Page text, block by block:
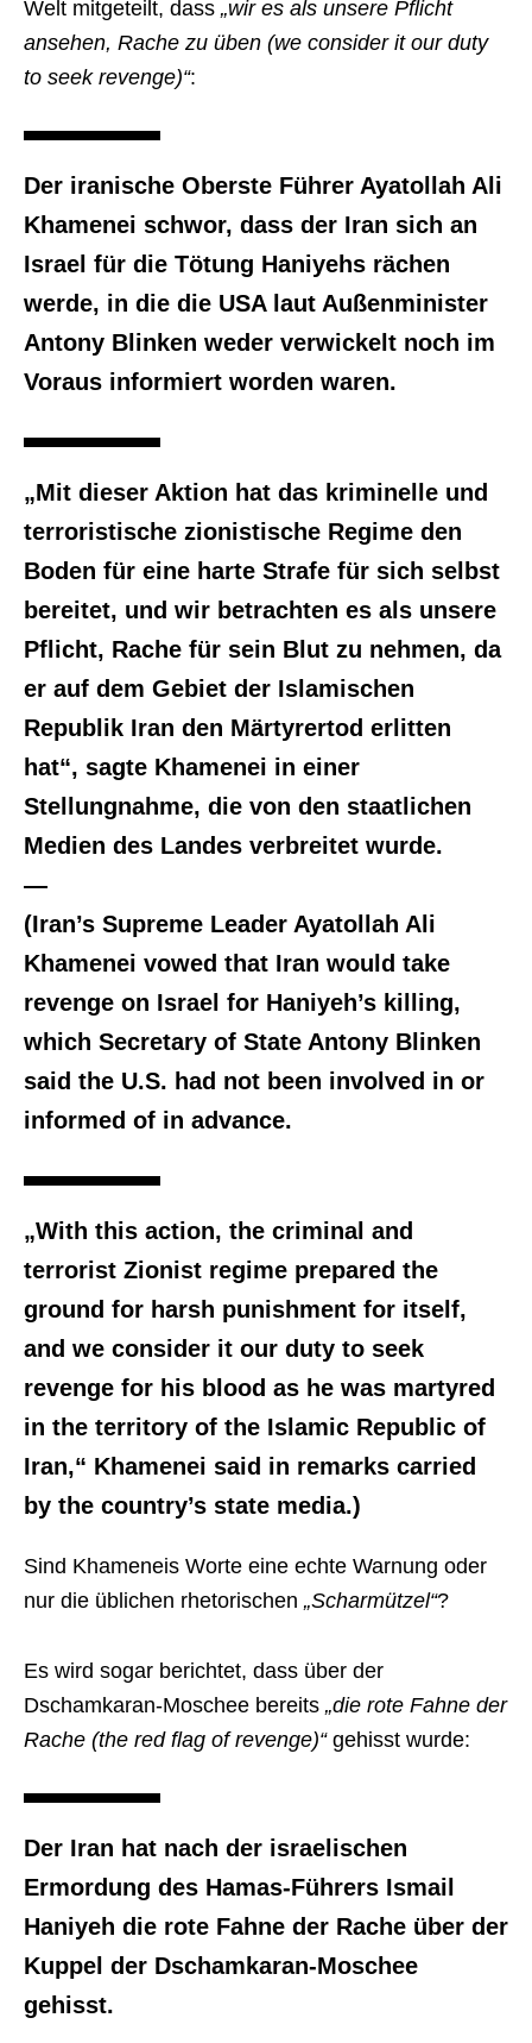
Welt mitgeteilt, dass „wir es als unsere Pflicht
ansehen, Rache zu üben (we consider it our duty
to seek revenge)“:
Der iranische Oberste Führer Ayatollah Ali
Khamenei schwor, dass der Iran sich an
Israel für die Tötung Haniyehs rächen
werde, in die die USA laut Außenminister
Antony Blinken weder verwickelt noch im
Voraus informiert worden waren.
„Mit dieser Aktion hat das kriminelle und
terroristische zionistische Regime den
Boden für eine harte Strafe für sich selbst
bereitet, und wir betrachten es als unsere
Pflicht, Rache für sein Blut zu nehmen, da
er auf dem Gebiet der Islamischen
Republik Iran den Märtyrertod erlitten
hat“, sagte Khamenei in einer
Stellungnahme, die von den staatlichen
Medien des Landes verbreitet wurde.
—
(Iran’s Supreme Leader Ayatollah Ali
Khamenei vowed that Iran would take
revenge on Israel for Haniyeh’s killing,
which Secretary of State Antony Blinken
said the U.S. had not been involved in or
informed of in advance.
„With this action, the criminal and
terrorist Zionist regime prepared the
ground for harsh punishment for itself,
and we consider it our duty to seek
revenge for his blood as he was martyred
in the territory of the Islamic Republic of
Iran,“ Khamenei said in remarks carried
by the country’s state media.)
Sind Khameneis Worte eine echte Warnung oder
nur die üblichen rhetorischen „Scharmützel“?
Es wird sogar berichtet, dass über der
Dschamkaran-Moschee bereits „die rote Fahne der
Rache (the red flag of revenge)“gehisst wurde:
Der Iran hat nach der israelischen
Ermordung des Hamas-Führers Ismail
Haniyeh die rote Fahne der Rache über der
Kuppel der Dschamkaran-Moschee
gehisst.